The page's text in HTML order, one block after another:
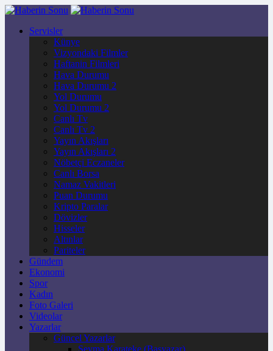
Servisler
Künye
Vizyondaki Filmler
Haftanin Filmleri
Hava Durumu
Hava Durumu 2
Yol Durumu
Yol Durumu 2
Canlı Tv
Canlı Tv 2
Yayın Akışları
Yayın Akışları 2
Nöbetçi Eczaneler
Canlı Borsa
Namaz Vakitleri
Puan Durumu
Kripto Paralar
Dövizler
Hisseler
Altınlar
Pariteler
Gündem
Ekonomi
Spor
Kadın
Foto Galeri
Videolar
Yazarlar
Güncel Yazarlar
Şeyma Karateke (Başyazar)